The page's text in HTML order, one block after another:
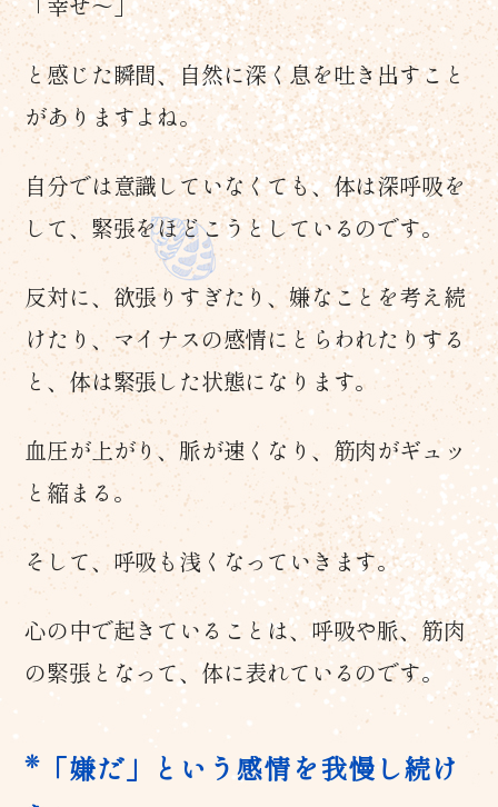
と感じた瞬間、自然に深く息を吐き出すこと
がありますよね。
自分では意識していなくても、体は深呼吸を
して、緊張をほどこうとしているのです。
反対に、欲張りすぎたり、嫌なことを考え続
けたり、マイナスの感情にとらわれたりする
と、体は緊張した状態になります。
血圧が上がり、脈が速くなり、筋肉がギュッ
と縮まる。
そして、呼吸も浅くなっていきます。
心の中で起きていることは、呼吸や脈、筋肉
の緊張となって、体に表れているのです。
「嫌だ」という感情を我慢し続け